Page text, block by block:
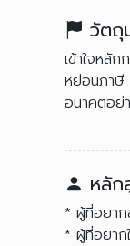
วัตถุ
เข้าใจหลั
หย่อนภาษี
อนาคตอย่
หลัก
* ผู้ที่อยาก
* ผู้ที่อยาก